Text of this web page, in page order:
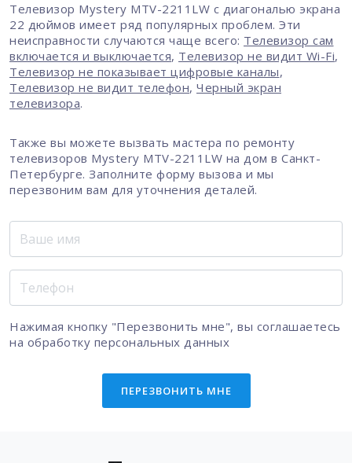
Телевизор Mystery MTV-2211LW с диагональю экрана
22 дюймов имеет ряд популярных проблем. Эти
неисправности случаются чаще всего: Телевизор сам
включается и выключается, Телевизор не видит Wi-Fi,
Телевизор не показывает цифровые каналы,
Телевизор не видит телефон, Черный экран
телевизора.
Также вы можете вызвать мастера по ремонту
телевизоров Mystery MTV-2211LW на дом в Санкт-
Петербурге. Заполните форму вызова и мы
перезвоним вам для уточнения деталей.
Нажимая кнопку "Перезвонить мне", вы соглашаетесь
на обработку персональных данных
ПЕРЕЗВОНИТЬ МНЕ